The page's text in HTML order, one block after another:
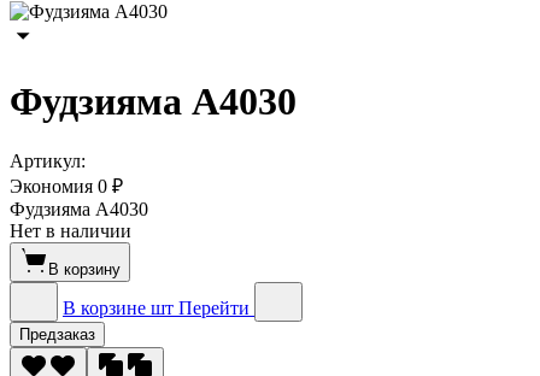
Фудзияма А4030
Артикул:
Экономия 0 ₽
Фудзияма А4030
Нет в наличии
В корзину
В корзине шт Перейти
Предзаказ